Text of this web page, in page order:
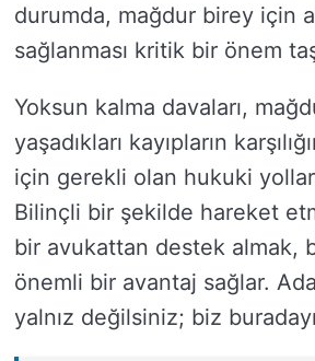
durumda, mağdur birey için
sağlanması kritik bir önem
Yoksun kalma davaları,
yaşadıkları kayıpların
için gerekli olan hukuki
Bilinçli bir şekilde hareket
bir avukattan destek almak,
önemli bir avantaj sağlar.
yalnız değilsiniz; biz